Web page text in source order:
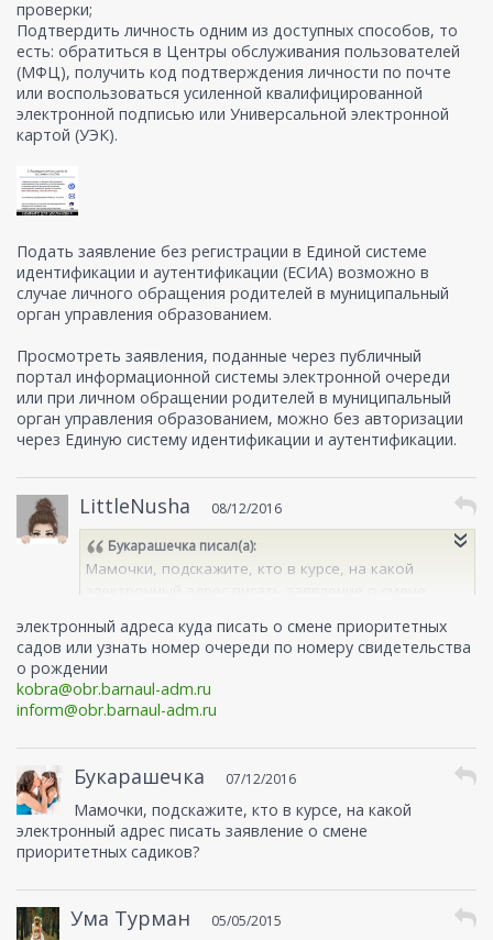
проверки;
Подтвердить личность одним из доступных способов, то
есть: обратиться в Центры обслуживания пользователей
(МФЦ), получить код подтверждения личности по почте
или воспользоваться усиленной квалифицированной
электронной подписью или Универсальной электронной
картой (УЭК).
Подать заявление без регистрации в Единой системе
идентификации и аутентификации (ЕСИА) возможно в
случае личного обращения родителей в муниципальный
орган управления образованием.
Просмотреть заявления, поданные через публичный
портал информационной системы электронной очереди
или при личном обращении родителей в муниципальный
орган управления образованием, можно без авторизации
через Единую систему идентификации и аутентификации.
LittleNusha
08/12/2016
Букарашечка писал(а):
Мамочки, подскажите, кто в курсе, на какой
электронный адреса куда писать о смене приоритетных
садов или узнать номер очереди по номеру свидетельства
о рождении
kobra@obr.barnaul-adm.ru
inform@obr.barnaul-adm.ru
Букарашечка 07/12/2016
Мамочки, подскажите, кто в курсе, на какой
электронный адрес писать заявление о смене
приоритетных садиков?
Ума Турман 05/05/2015